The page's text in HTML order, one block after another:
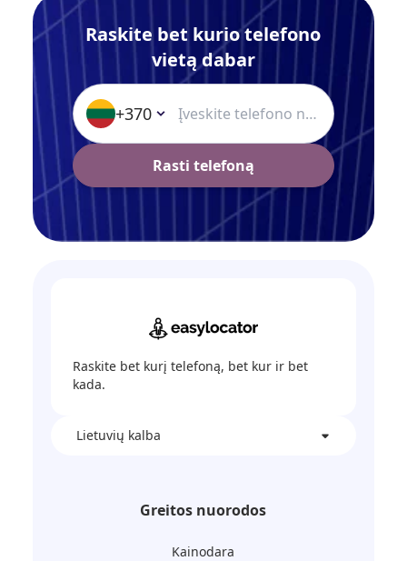
Raskite bet kurio telefono
vietą dabar
+370
Rasti telefoną
Raskite bet kurį telefoną, bet kur ir bet
kada.
Lietuvių kalba
Greitos nuorodos
Kainodara